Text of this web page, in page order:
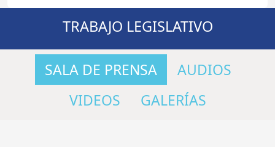
TRABAJO LEGISLATIVO
SALA DE PRENSA
AUDIOS
VIDEOS
GALERÍAS